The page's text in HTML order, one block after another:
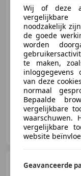
01/2003
Auto 99 B.V.
NL-5126 BA GILZE
Wij of deze
noodzakelijk
de goede
worden
te maken,
inloggegevens
van deze
normaal
Bepaalde
vergelijkbare
waarschuwen.
vergelijkbare
website
Geavanceerde